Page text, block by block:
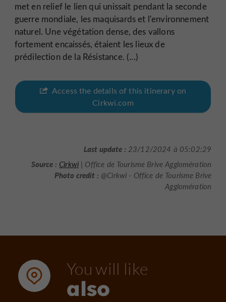
met en relief le lien qui unissait pendant la seconde
guerre mondiale, les maquisards et l'environnement
naturel. Une végétation dense, des vallons
fortement encaissés, étaient les lieux de
prédilection de la Résistance. (...)
Access the details of this itinerary on
Cirkwi.com
Last update : 23/12/2024 à 05:02:29
Source : Cirkwi | Office de Tourisme Brive Agglomération
Photo credit : @Cirkwi - Office de Tourisme Brive
Agglomération
You will like
also